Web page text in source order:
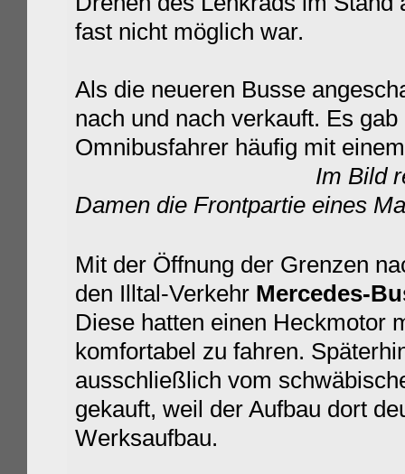
fast nicht möglich war.
Als die neueren Busse
nach und nach verkauft. Es
Omnibusfahrer häufig mit
Im Bild
Damen die Frontpartie eines
Mit der Öffnung der Grenzen
den Illtal-Verkehr Mercedes-
Diese hatten einen Heckmotor
komfortabel zu fahren.
ausschließlich vom
gekauft, weil der Aufbau dort
Werksaufbau.